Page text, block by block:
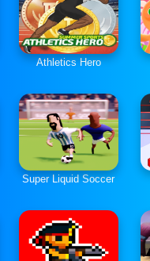
Athletics Hero
Super Liquid Soccer